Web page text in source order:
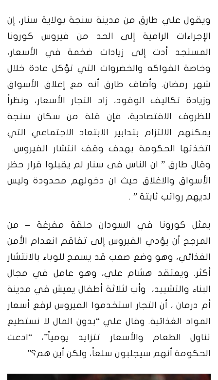
ويقول علي طارق من مدينة سنجة بولاية سنار، إن
الإجراءات الرامية إلى الحد من فيروس كورونا
المستجد أدت إلى زيادات ضخمة في الأسعار،
وخاصة الفواكه والخضروات التي تؤكل عادة خلال
شهر رمضان. وأضاف طارق أنه مع إغلاق الأسواق
وزيادة تكاليف الوقود، زاد التجار الأسعار، ونظراً
للظروف الاقتصادية، فإن قلة من سكان سنجة
يمكنهم الالتزام بتدابير الابتعاد الاجتماعي التي
اتخذتها الحكومة بهدف وقف انتشار الفيروس.
وقال طارق ” ان الناس فى سنار لم يقبلوا قرار حظر
الأسواق والاغلاق حيث ان دخولهم محدودة وليس
لديهم رواتب ثابتة ” .
يمثل كورونا في السودان حلقة مفرغة – من
المرجح أن يؤدي الفيروس إلى تفاقم انعدام الأمن
الغذائي، وهو وضع صعب قد يسمح للوباء بالانتشار
أكثر. ويعتقد هشام علي، وهو عامل في مجال
البناء والتشييد، وأب لثلاثة أطفال يعيش في مدينة
أم درمان ، أن التجار استخدموا الفيروس لرفع أسعار
المواد الغذائية. وقال علي “بدون المال لا نستطيع
تناول الطعام والأسعار تتزايد يومياً”، “ادعت
الحكومة أنهم سيجلبون سلعاً، ولكن أين هم؟”